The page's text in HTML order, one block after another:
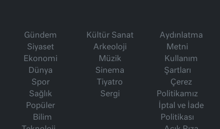
Gündem
Siyaset
Ekonomi
Dünya
Spor
Sağlık
Popüler
Bilim
Kültür Sanat
Arkeoloji
Müzik
Sinema
Tiyatro
Sergi
Aydınlatma
Metni
Kullanım
Şartları
Çerez
Politikamız
İptal ve İade
Politikası